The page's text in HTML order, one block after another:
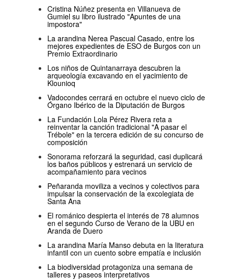
Cristina Núñez presenta en Villanueva de
Gumiel su libro ilustrado "Apuntes de una
impostora"
La arandina Nerea Pascual Casado, entre los
mejores expedientes de ESO de Burgos con un
Premio Extraordinario
Los niños de Quintanarraya descubren la
arqueología excavando en el yacimiento de
Klounioq
Vadocondes cerrará en octubre el nuevo ciclo de
Órgano Ibérico de la Diputación de Burgos
La Fundación Lola Pérez Rivera reta a
reinventar la canción tradicional "A pasar el
Trébole" en la tercera edición de su concurso de
composición
Sonorama reforzará la seguridad, casi duplicará
los baños públicos y estrenará un servicio de
acompañamiento para vecinos
Peñaranda moviliza a vecinos y colectivos para
impulsar la conservación de la excolegiata de
Santa Ana
El románico despierta el interés de 78 alumnos
en el segundo Curso de Verano de la UBU en
Aranda de Duero
La arandina María Manso debuta en la literatura
infantil con un cuento sobre empatía e inclusión
La biodiversidad protagoniza una semana de
talleres y paseos interpretativos